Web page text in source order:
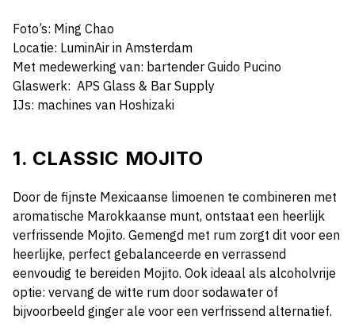
Foto’s: Ming Chao
Locatie: LuminAir in Amsterdam
Met medewerking van: bartender Guido Pucino
Glaswerk: APS Glass & Bar Supply
IJs: machines van Hoshizaki
1. CLASSIC MOJITO
Door de fijnste Mexicaanse limoenen te combineren met
aromatische Marokkaanse munt, ontstaat een heerlijk
verfrissende Mojito. Gemengd met rum zorgt dit voor een
heerlijke, perfect gebalanceerde en verrassend
eenvoudig te bereiden Mojito. Ook ideaal als alcoholvrije
optie: vervang de witte rum door sodawater of
bijvoorbeeld ginger ale voor een verfrissend alternatief.